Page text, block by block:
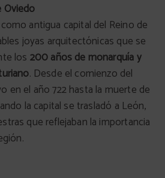
Oviedo
antigua capital del Reino de
joyas arquitectónicas que se
los 200 años de monarquía y
. Desde el comienzo del
en el año 722 hasta la muerte de
la capital se trasladó a León,
que reflejaban la importancia